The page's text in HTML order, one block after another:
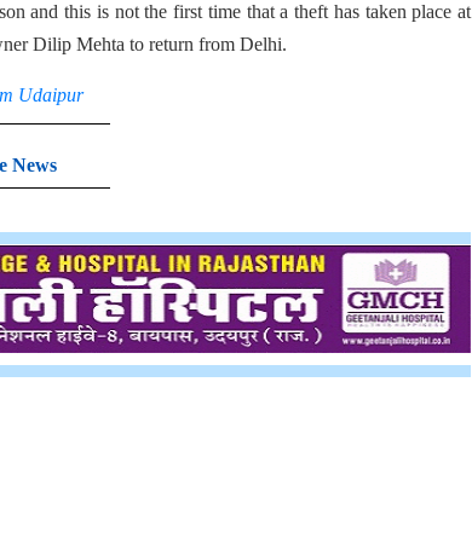
and this is not the first time that a theft has taken place at
Dilip Mehta to return from Delhi.
Udaipur
News